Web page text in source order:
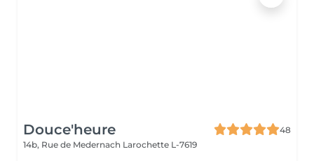
Douce'heure
48
14b, Rue de Medernach Larochette L-7619